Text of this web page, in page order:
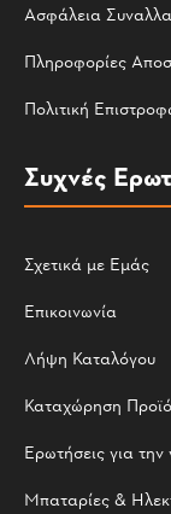
Ασφάλεια
Πληροφορίες
Πολιτική
Συχνές
Σχετικά με Εμάς
Επικοινωνία
Λήψη Καταλόγου
Καταχώρηση
Ερωτήσεις για
Μπαταρίες &